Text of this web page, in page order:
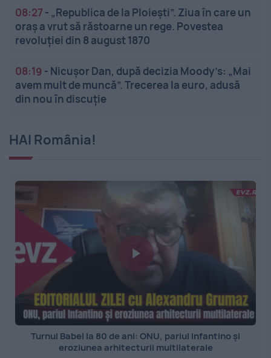
08:27 - „Republica de la Ploiești”. Ziua în care un
oraș a vrut să răstoarne un rege. Povestea
revoluției din 8 august 1870
08:19 - Nicușor Dan, după decizia Moody’s: „Mai
avem mult de muncă”. Trecerea la euro, adusă
din nou în discuție
HAI România!
Turnul Babel la 80 de ani: ONU, pariul Infantino și
eroziunea arhitecturii multilaterale